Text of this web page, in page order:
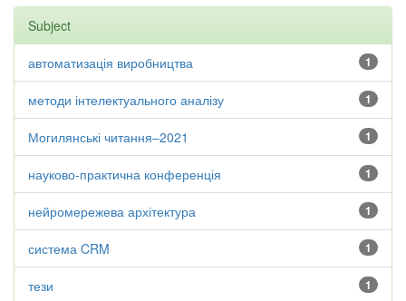
Subject
1
автоматизація виробництва
1
методи інтелектуального аналізу
1
Могилянські читання–2021
1
науково-практична конференція
1
нейромережева архітектура
1
система CRM
1
тези